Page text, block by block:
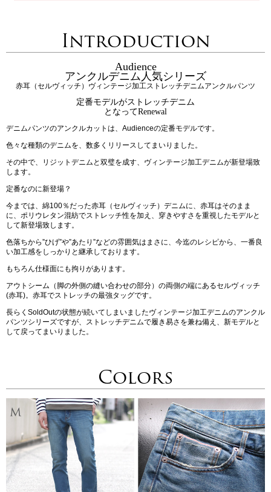
Introduction
Audience
アンクルデニム人気シリーズ
赤耳（セルヴィッチ）ヴィンテージ加工ストレッチデニムアンクルパンツ
定番モデルがストレッチデニム
となってRenewal
デニムパンツのアンクルカットは、Audienceの定番モデルです。
色々な種類のデニムを、数多くリリースしてまいりました。
その中で、リジットデニムと双璧を成す、ヴィンテージ加工デニムが新登場致
します。
定番なのに新登場？
今までは、綿100％だった赤耳（セルヴィッチ）デニムに、赤耳はそのまま
に、ポリウレタン混紡でストレッチ性を加え、穿きやすさを重視したモデルと
して新登場致します。
色落ちから”ひげ”や”あたり”などの雰囲気はまさに、今迄のレシピから、一番良
い加工感をしっかりと継承しております。
もちろん仕様面にも拘りがあります。
アウトシーム（脚の外側の縫い合わせの部分）の両側の端にあるセルヴィッチ
(赤耳)。赤耳でストレッチの最強タッグです。
長らくSoldOutの状態が続いてしまいましたヴィンテージ加工デニムのアンクル
パンツシリーズですが、ストレッチデニムで履き易さを兼ね備え、新モデルと
して戻ってまいりました。
Colors